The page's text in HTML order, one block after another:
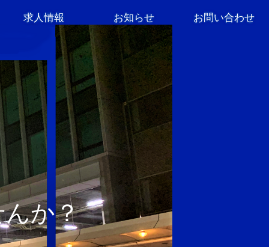
求人情報 お知らせ お問い合わせ
か？